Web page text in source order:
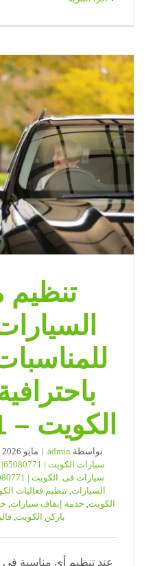
الكويت – 65080771
بواسطة admin
| مايو 5th, 2026
سيارات الكويت | 65080771| الضيافة النوبية
سيارات فى الكويت | 65080771
السيارات, تنظيم فعاليات
الكويت, خدمة إيقاف سيارات,
باركن الكويت,
عند تنظيم أي مناسبة